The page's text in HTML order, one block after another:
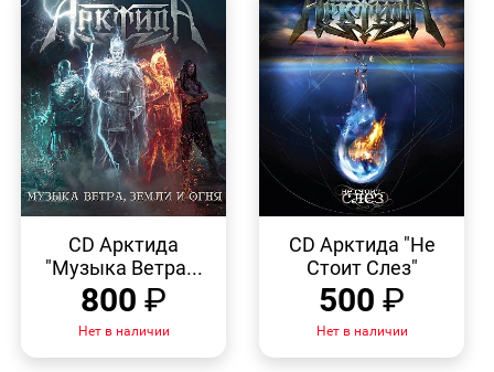
ПРОСМОТР
CD Арктида
"Музыка Ветра...
800 ₽
Нет в наличии
ПРОСМОТР
CD Арктида "Не
Стоит Слез"
500 ₽
Нет в наличии